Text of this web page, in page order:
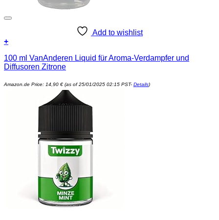
Add to wishlist
+
100 ml VanAnderen Liquid für Aroma-Verdampfer und
Diffusoren Zitrone
Amazon.de Price: 14,90 € (as of 25/01/2025 02:15 PST- Details)